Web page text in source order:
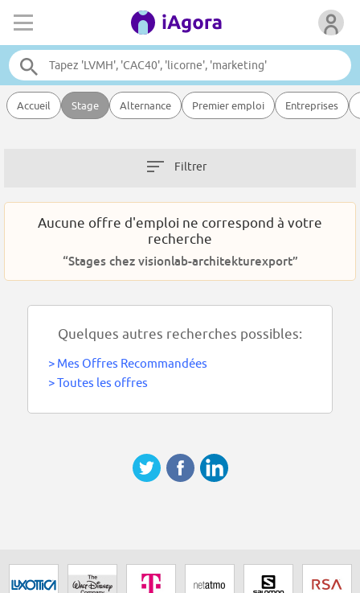
Accueil Stage Alternance Premier emploi Entreprises
Filtrer
Aucune offre d'emploi ne correspond à votre
recherche
“Stages chez visionlab-architekturexport”
Quelques autres recherches possibles:
> Mes Offres Recommandées
>Toutes les offres